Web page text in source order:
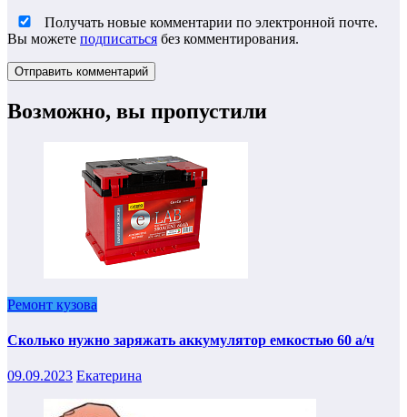
Получать новые комментарии по электронной почте.
Вы можете подписаться без комментирования.
Возможно, вы пропустили
Ремонт кузова
Сколько нужно заряжать аккумулятор емкостью 60 а/ч
09.09.2023 Екатерина